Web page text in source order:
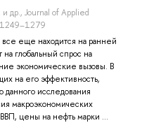
и др., Journal of Applied
1249–1279
еще находится на ранней
на глобальный спрос на
экономические вызовы. В
на его эффективность,
данного исследования
макроэкономических
цены на нефть марки ...